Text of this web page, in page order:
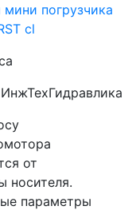
погрузчика
cl
от
носителя.
параметры